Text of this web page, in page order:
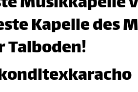
Kapelle des
Talboden!